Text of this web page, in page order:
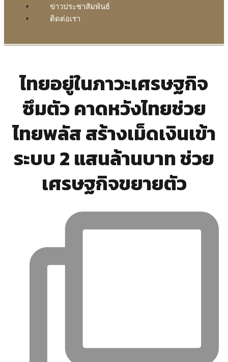
ข่าวประชาสัมพันธ์
ติดต่อเรา
ไทยอยู่ในภาวะเศรษฐกิจ
ซึมตัว คาดหวังไทยช่วย
ไทยพลัส สร้างเม็ดเงินเข้า
ระบบ 2 แสนล้านบาท ช่วย
เศรษฐกิจขยายตัว